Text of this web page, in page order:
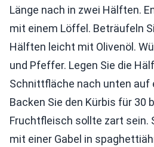
Länge nach in zwei Hälften.
mit einem Löffel. Beträufeln
Hälften leicht mit Olivenöl.
und Pfeffer. Legen Sie die
Schnittfläche nach unten auf
Backen Sie den Kürbis für 30
Fruchtfleisch sollte zart sein.
mit einer Gabel in